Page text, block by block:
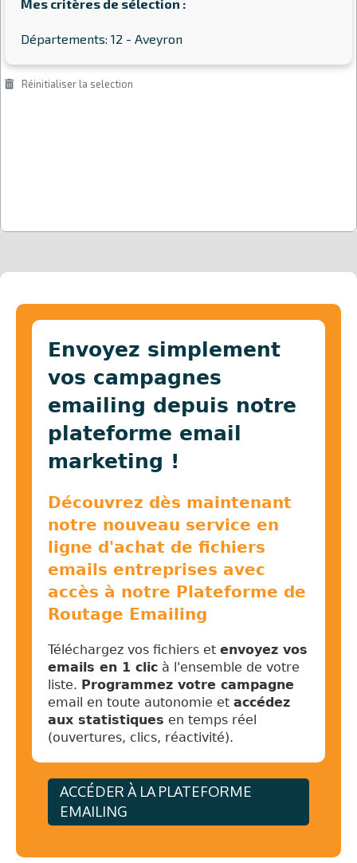
Envoyez simplement
vos campagnes
emailing depuis notre
plateforme email
marketing !
Découvrez dès maintenant
notre nouveau service en
ligne d'achat de fichiers
emails entreprises avec
accès à notre Plateforme de
Routage Emailing
Téléchargez vos fichiers et envoyez vos
emails en 1 clic à l'ensemble de votre
liste. Programmez votre campagne
email en toute autonomie et accédez
aux statistiques en temps réel
(ouvertures, clics, réactivité).
ACCÉDER À LA PLATEFORME
EMAILING